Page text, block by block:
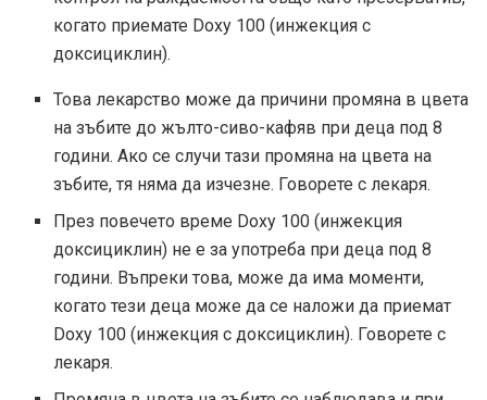
когато приемате Doxy 100 (инжекция с
доксициклин).
Това лекарство може да причини промяна в цвета
на зъбите до жълто-сиво-кафяв при деца под 8
години. Ако се случи тази промяна на цвета на
зъбите, тя няма да изчезне. Говорете с лекаря.
През повечето време Doxy 100 (инжекция
доксициклин) не е за употреба при деца под 8
години. Въпреки това, може да има моменти,
когато тези деца може да се наложи да приемат
Doxy 100 (инжекция с доксициклин). Говорете с
лекаря.